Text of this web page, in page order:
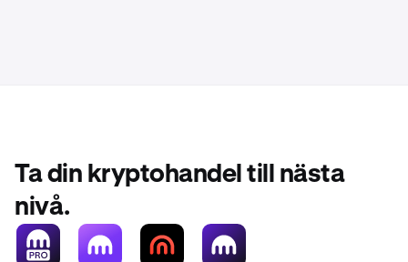
Om du
Följ
Ta din kryptohandel till nästa
nivå.